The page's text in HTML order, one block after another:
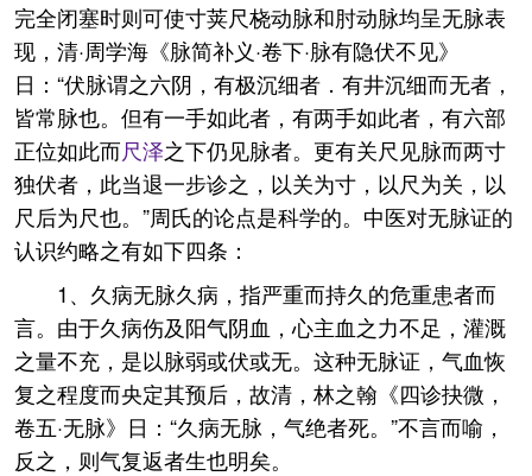
完全闭塞时则可使寸荚尺桡动脉和肘动脉均呈无脉表
现，清·周学海《脉简补义·卷下·脉有隐伏不见》
日：“伏脉谓之六阴，有极沉细者．有井沉细而无者，
皆常脉也。但有一手如此者，有两手如此者，有六部
正位如此而尺泽之下仍见脉者。更有关尺见脉而两寸
独伏者，此当退一步诊之，以关为寸，以尺为关，以
尺后为尺也。”周氏的论点是科学的。中医对无脉证的
认识约略之有如下四条：
1、久病无脉久病，指严重而持久的危重患者而
言。由于久病伤及阳气阴血，心主血之力不足，灌溉
之量不充，是以脉弱或伏或无。这种无脉证，气血恢
复之程度而央定其预后，故清，林之翰《四诊抉微，
卷五·无脉》日：“久病无脉，气绝者死。”不言而喻，
反之，则气复返者生也明矣。